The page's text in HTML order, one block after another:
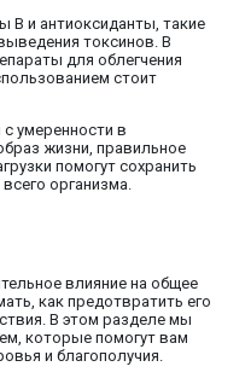
B и антиоксиданты, такие
токсинов. В
для облегчения
стоит
умеренности в
жизни, правильное
помогут сохранить
организма.
влияние на общее
как предотвратить его
В этом разделе мы
которые помогут вам
и благополучия.